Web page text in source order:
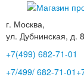
г. Москва,
ул. Дубнинская, д.
+7(499) 682-71-01
+7/499/ 682-71-01